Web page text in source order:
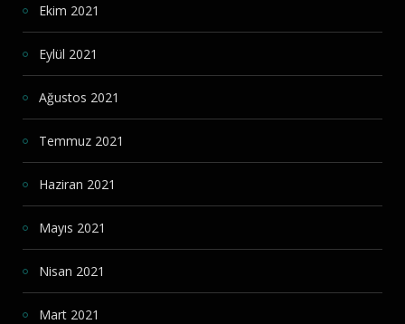
Ekim 2021
Eylül 2021
Ağustos 2021
Temmuz 2021
Haziran 2021
Mayıs 2021
Nisan 2021
Mart 2021